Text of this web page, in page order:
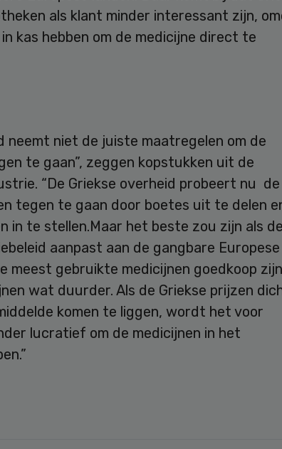
als klant minder interessant zijn,
kas hebben om de medicijne direct te
neemt niet de juiste maatregelen om de
te gaan”, zeggen kopstukken uit de
“De Griekse overheid probeert nu de
tegen te gaan door boetes uit te delen
in te stellen.Maar het beste zou zijn als de
aanpast aan de gangbare Europese
meest gebruikte medicijnen goedkoop
wat duurder. Als de Griekse prijzen
komen te liggen, wordt het voor
lucratief om de medicijnen in het